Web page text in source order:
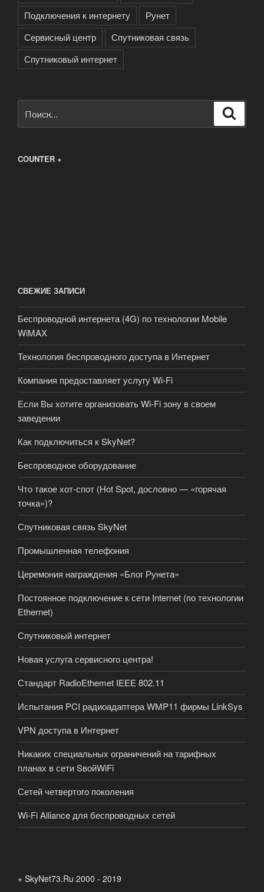
Подключения к интернету
Рунет
Сервисный центр
Спутниковая связь
Спутниковый интернет
COUNTER +
СВЕЖИЕ ЗАПИСИ
Беспроводной интернета (4G) по технологии Mobile
WiMAX
Технология беспроводного доступа в Интернет
Компания предоставляет услугу Wi-Fi
Если Вы хотите организовать Wi-Fi зону в своем
заведении
Как подключиться к SkyNet?
Беспроводное оборудование
Что такое хот-спот (Hot Spot, дословно — «горячая
точка»)?
Спутниковая связь SkyNet
Промышленная телефония
Церемония награждения «Блог Рунета»
Постоянное подключение к сети Internet (по технологии
Ethernet)
Спутниковый интернет
Новая услуга сервисного центра!
Стандарт RadioEthemet IEEE 802.11
Испытания PCI радиоадаптера WMP11 фирмы LinkSys
VPN доступа в Интернет
Никаких специальных ограничений на тарифных
планах в сети SвойWiFi
Сетей четвертого поколения
Wi-Fi Alliance для беспроводных сетей
+ SkyNet73.Ru 2000 - 2019